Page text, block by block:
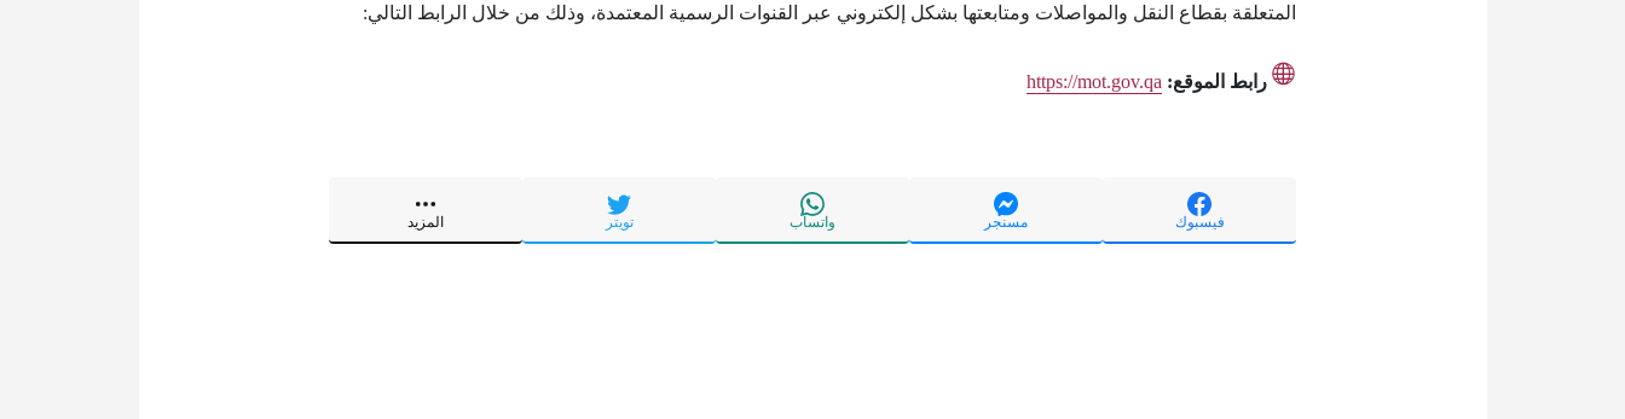
المتعلقة بقطاع النقل والمواصلات ومتابعتها بشكل إلكتروني عبر القنوات الرسمية المعتمدة، وذلك من خلال الرابط التالي:
رابط الموقع: https://mot.gov.qa
فيسبوك مسنجر واتساب تويتر المزيد